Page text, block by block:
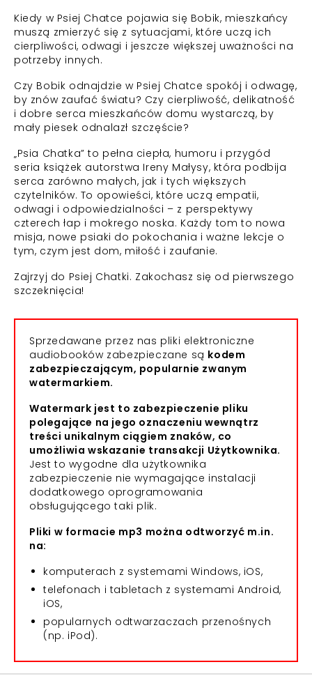
Kiedy w Psiej Chatce pojawia się Bobik, mieszkańcy
muszą zmierzyć się z sytuacjami, które uczą ich
cierpliwości, odwagi i jeszcze większej uważności na
potrzeby innych.
Czy Bobik odnajdzie w Psiej Chatce spokój i odwagę,
by znów zaufać światu? Czy cierpliwość, delikatność
i dobre serca mieszkańców domu wystarczą, by
mały piesek odnalazł szczęście?
„Psia Chatka” to pełna ciepła, humoru i przygód
seria książek autorstwa Ireny Małysy, która podbija
serca zarówno małych, jak i tych większych
czytelników. To opowieści, które uczą empatii,
odwagi i odpowiedzialności – z perspektywy
czterech łap i mokrego noska. Każdy tom to nowa
misja, nowe psiaki do pokochania i ważne lekcje o
tym, czym jest dom, miłość i zaufanie.
Zajrzyj do Psiej Chatki. Zakochasz się od pierwszego
szczeknięcia!
Sprzedawane przez nas pliki elektroniczne
audiobooków zabezpieczane są kodem
zabezpieczającym, popularnie zwanym
watermarkiem.
Watermark jest to zabezpieczenie pliku
polegające na jego oznaczeniu wewnątrz
treści unikalnym ciągiem znaków, co
umożliwia wskazanie transakcji Użytkownika.
Jest to wygodne dla użytkownika
zabezpieczenie nie wymagające instalacji
dodatkowego oprogramowania
obsługującego taki plik.
Pliki w formacie mp3 można odtworzyć m.in.
na:
komputerach z systemami Windows, iOS,
telefonach i tabletach z systemami Android,
iOS,
popularnych odtwarzaczach przenośnych
(np. iPod).